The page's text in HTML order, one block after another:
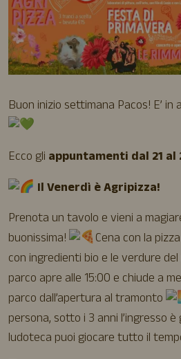
Buon inizio settimana Pacos! E’ in
Ecco gli appuntamenti dal 21 al
Il Venerdì è Agripizza!
Prenota un tavolo e vieni a
buonissima!
Cena con la
con ingredienti bio e le verdure
parco apre alle 15:00 e chiude a
parco dall’apertura al tramonto
persona, sotto i 3 anni l’ingresso
ludoteca puoi giocaretutto il